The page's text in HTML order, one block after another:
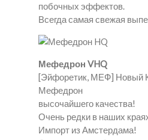
побочных эффектов.
Всегда самая свежая
Мефедрон VHQ
[Эйфоретик, МЕФ] Новый
Мефедрон
высочайшего качества!
Очень редки в наших
Импорт из Амстердама!